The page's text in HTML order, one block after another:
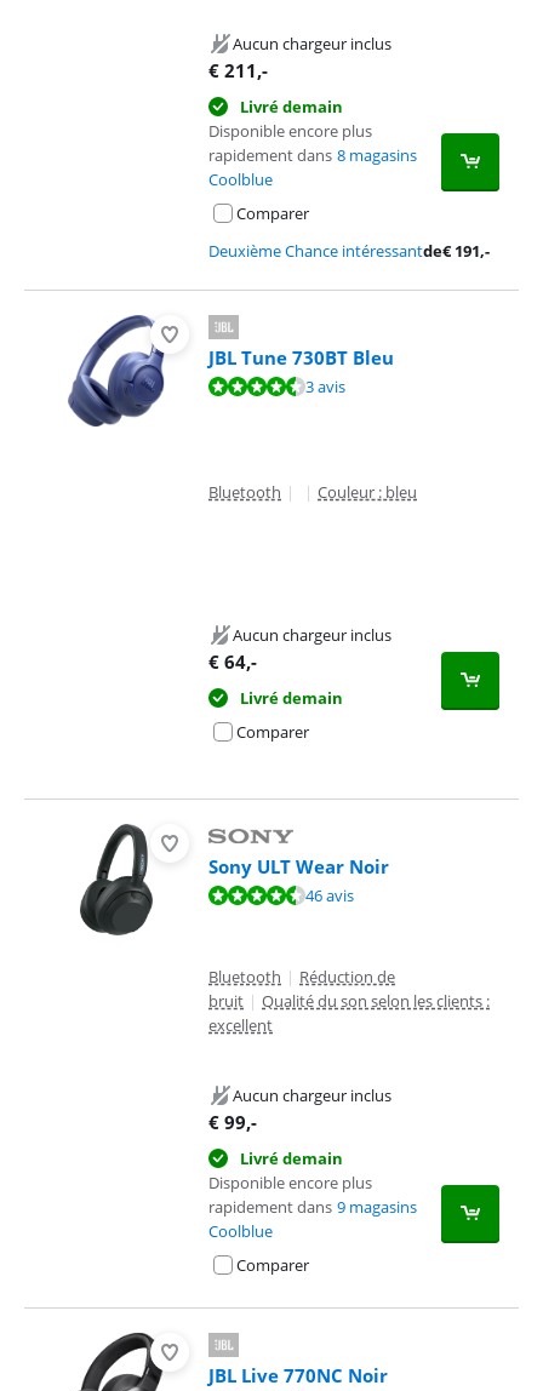
Aucun chargeur inclus
€ 211,-
Livré demain
Disponible encore plus
rapidement dans 8 magasins
Coolblue
Comparer
Deuxième Chance intéressantde€191,-
JBL Tune 730BT Bleu
La note est de 8,9 sur 10, basée sur 3 avis.3 avis
Bluetooth | | Couleur : bleu
Aucun chargeur inclus
€ 64,-
Livré demain
Comparer
Sony ULT Wear Noir
La note est de 8,8 sur 10, basée sur 46 avis.46 avis
Bluetooth | Réduction de
bruit | Qualité du son selon les clients :
excellent
Aucun chargeur inclus
€ 99,-
Livré demain
Disponible encore plus
rapidement dans 9 magasins
Coolblue
Comparer
JBL Live 770NC Noir